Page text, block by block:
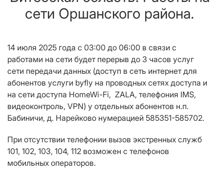
сети Оршанского района.
14 июля 2025 года c 03:00 до 06:00 в связи с
работами на сети будет перерыв до 3 часов услуг
сети передачи данных (доступ в сеть интернет для
абонентов услуги byfly на проводных сетях доступа и
на сети доступа HomeWi-Fi, ZALA, телефония IMS,
видеоконтроль, VPN) у отдельных абонентов н.п.
Бабиничи, д. Нарейково нумерацией 585351-585702.
При отсутствии телефонии вызов экстренных служб
101, 102, 103, 104, 112 возможен с телефонов
мобильных операторов.